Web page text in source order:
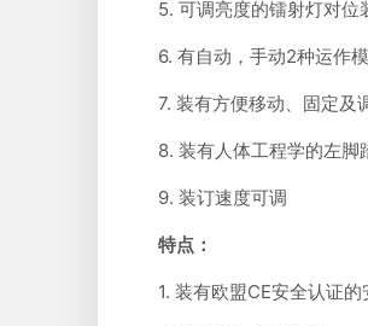
5. 可调亮度的镭射灯对位
6. 有自动，手动2种运作
7. 装有方便移动、固定及
8. 装有人体工程学的左脚
9. 装订速度可调
特点：
1. 装有欧盟CE安全认证